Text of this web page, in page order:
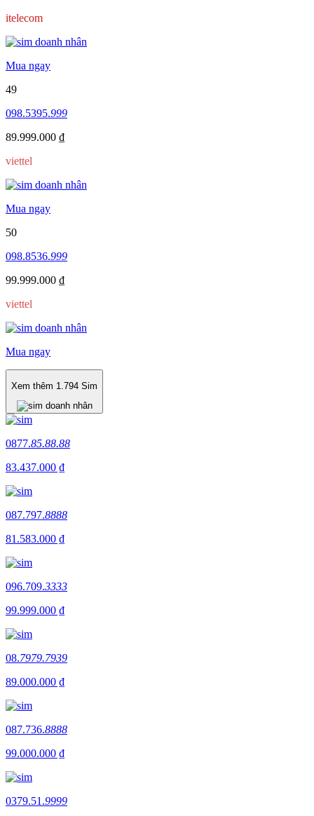
itelecom
Mua ngay
49
098.5395.999
89.999.000 ₫
viettel
Mua ngay
50
098.8536.999
99.999.000 ₫
viettel
Mua ngay
Xem thêm 1.794 Sim
0877.85.88.88
83.437.000 ₫
087.797.8888
81.583.000 ₫
096.709.3333
99.999.000 ₫
08.7979.7939
89.000.000 ₫
087.736.8888
99.000.000 ₫
0379.51.9999